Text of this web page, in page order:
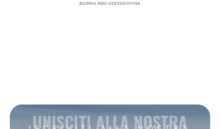
UNISCITI ALLA NOSTRA